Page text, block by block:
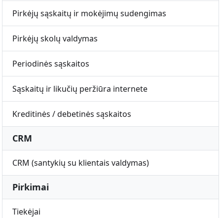
Pirkėjų sąskaitų ir mokėjimų sudengimas
Pirkėjų skolų valdymas
Periodinės sąskaitos
Sąskaitų ir likučių peržiūra internete
Kreditinės / debetinės sąskaitos
CRM
CRM (santykių su klientais valdymas)
Pirkimai
Tiekėjai